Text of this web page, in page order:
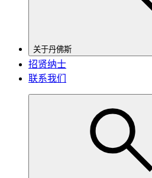
关于丹佛斯
招贤纳士
联系我们